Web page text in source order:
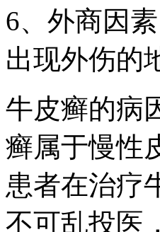
6、外商因
出现外伤的
牛皮癣的病
癣属于慢性
患者在治疗
不可乱投医